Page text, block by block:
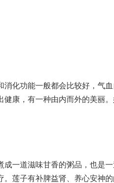
消化功能一般都会比较好，气
健康，有一种由内而外的美丽
成一道滋味甘香的粥品，也是
莲子有补脾益肾、养心安神的